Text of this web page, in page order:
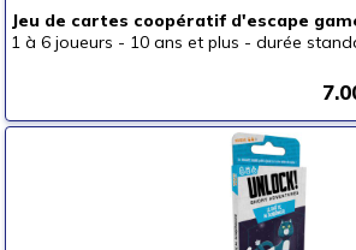
Jeu de cartes coopératif d'escape
1 à 6 joueurs - 10 ans et plus - durée